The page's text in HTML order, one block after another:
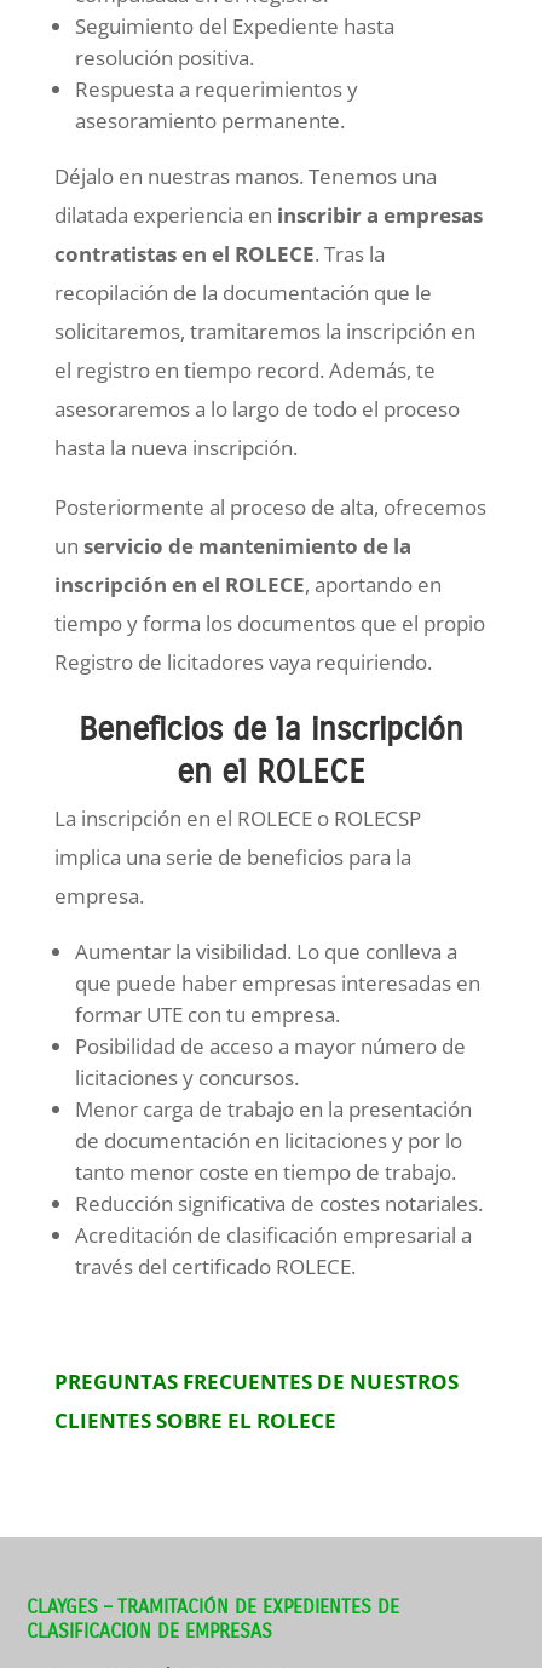
Seguimiento del Expediente hasta
resolución positiva.
Respuesta a requerimientos y
asesoramiento permanente.
Déjalo en nuestras manos. Tenemos una
dilatada experiencia en inscribir a empresas
contratistas en el ROLECE. Tras la
recopilación de la documentación que le
solicitaremos, tramitaremos la inscripción en
el registro en tiempo record. Además, te
asesoraremos a lo largo de todo el proceso
hasta la nueva inscripción.
Posteriormente al proceso de alta, ofrecemos
un servicio de mantenimiento de la
inscripción en el ROLECE, aportando en
tiempo y forma los documentos que el propio
Registro de licitadores vaya requiriendo.
Beneficios de la inscripción
en el ROLECE
La inscripción en el ROLECE o ROLECSP
implica una serie de beneficios para la
empresa.
Aumentar la visibilidad. Lo que conlleva a
que puede haber empresas interesadas en
formar UTE con tu empresa.
Posibilidad de acceso a mayor número de
licitaciones y concursos.
Menor carga de trabajo en la presentación
de documentación en licitaciones y por lo
tanto menor coste en tiempo de trabajo.
Reducción significativa de costes notariales.
Acreditación de clasificación empresarial a
través del certificado ROLECE.
PREGUNTAS FRECUENTES DE NUESTROS
CLIENTES SOBRE EL ROLECE
CLAYGES – TRAMITACIÓN DE EXPEDIENTES DE
CLASIFICACION DE EMPRESAS